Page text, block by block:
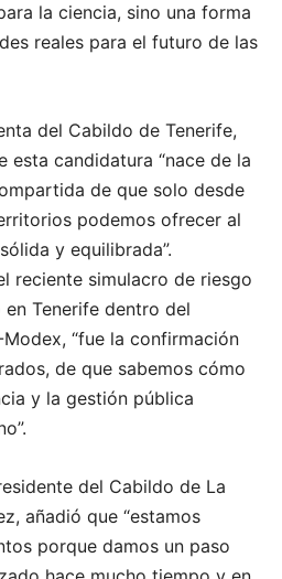
la ciencia, sino una forma
reales para el futuro de las
del Cabildo de Tenerife,
esta candidatura “nace de la
de que solo desde
podemos ofrecer al
y equilibrada”.
reciente simulacro de riesgo
Tenerife dentro del
“fue la confirmación
de que sabemos cómo
y la gestión pública
del Cabildo de La
añadió que “estamos
porque damos un paso